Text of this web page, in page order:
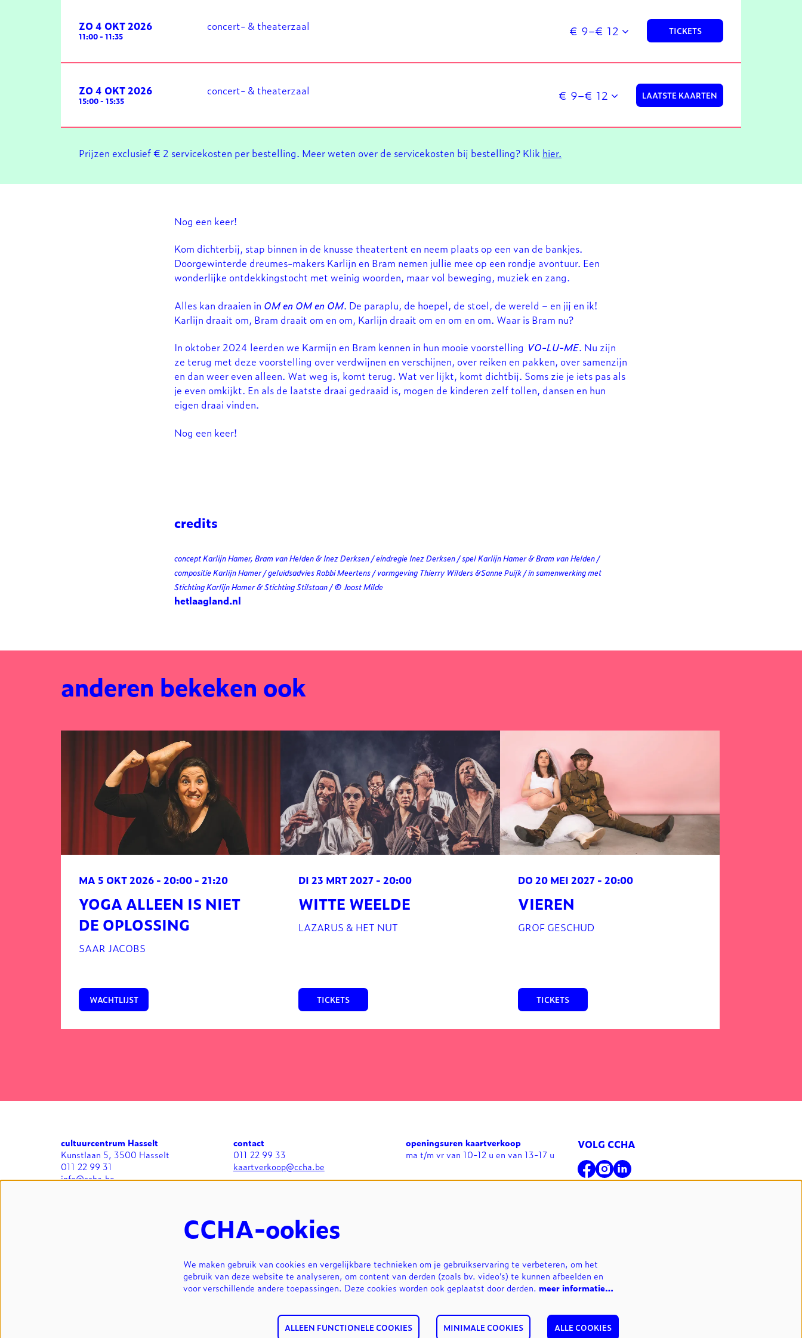
ZO 4 OKT 2026
11:00- 11:35
concert- & theaterzaal € 9–€ 12 TICKETS
ZO 4 OKT 2026
15:00- 15:35
concert- & theaterzaal € 9–€ 12 LAATSTE KAARTEN
Prijzen exclusief € 2 servicekosten per bestelling. Meer weten over de servicekosten bij bestelling? Klik hier.
Nog een keer!
Kom dichterbij, stap binnen in de knusse theatertent en neem plaats op een van de bankjes.
Doorgewinterde dreumes-makers Karlijn en Bram nemen jullie mee op een rondje avontuur. Een
wonderlijke ontdekkingstocht met weinig woorden, maar vol beweging, muziek en zang.
Alles kan draaien in OM en OM en OM. De paraplu, de hoepel, de stoel, de wereld – en jij en ik!
Karlijn draait om, Bram draait om en om, Karlijn draait om en om en om. Waar is Bram nu?
In oktober 2024 leerden we Karmijn en Bram kennen in hun mooie voorstelling VO-LU-ME. Nu zijn
ze terug met deze voorstelling over verdwijnen en verschijnen, over reiken en pakken, over samenzijn
en dan weer even alleen. Wat weg is, komt terug. Wat ver lijkt, komt dichtbij. Soms zie je iets pas als
je even omkijkt. En als de laatste draai gedraaid is, mogen de kinderen zelf tollen, dansen en hun
eigen draai vinden.
Nog een keer!
credits
concept Karlijn Hamer, Bram van Helden & Inez Derksen / eindregie Inez Derksen / spel Karlijn Hamer & Bram van Helden /
compositie Karlijn Hamer / geluidsadvies Robbi Meertens / vormgeving Thierry Wilders &Sanne Puijk / in samenwerking met
Stichting Karlijn Hamer & Stichting Stilstaan / © Joost Milde
hetlaagland.nl
anderen bekeken ook
YOGA ALLEEN IS NIET
DE OPLOSSING
SAAR JACOBS
MA 5 OKT 2026 - 20:00 - 21:20
WACHTLIJST
WITTE WEELDE
LAZARUS & HET NUT
DI 23 MRT 2027 - 20:00
TICKETS
VIEREN
GROF GESCHUD
DO 20 MEI 2027 - 20:00
TICKETS
cultuurcentrum Hasselt
Kunstlaan 5, 3500 Hasselt
011 22 99 31
info@ccha.be
contact
011 22 99 33
kaartverkoop@ccha.be
openingsuren kaartverkoop
ma t/m vr van 10-12 u en van 13-17 u
openingsuren expo's
VOLG CCHA
CCHA-ookies
We maken gebruik van cookies en vergelijkbare technieken om je gebruikservaring te verbeteren, om het
gebruik van deze website te analyseren, om content van derden (zoals bv. video’s) te kunnen afbeelden en
voor verschillende andere toepassingen. Deze cookies worden ook geplaatst door derden. meer informatie…
ALLEEN FUNCTIONELE COOKIES MINIMALE COOKIES ALLE COOKIES